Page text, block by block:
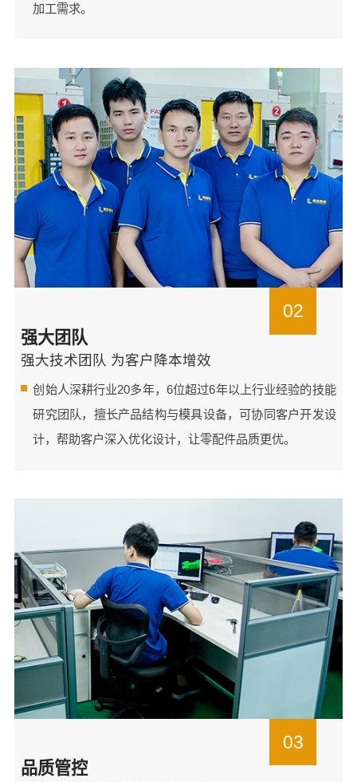
加工需求。
02
强大团队
强大技术团队 为客户降本增效
创始人深耕行业20多年，6位超过6年以上行业经验的技能
研究团队，擅长产品结构与模具设备，可协同客户开发设
计，帮助客户深入优化设计，让零配件品质更优。
03
品质管控